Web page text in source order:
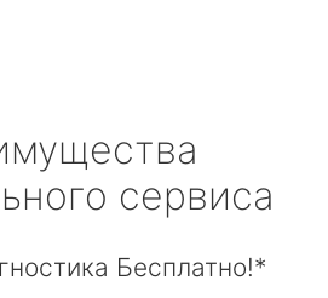
сервиса
Бесплатно!*